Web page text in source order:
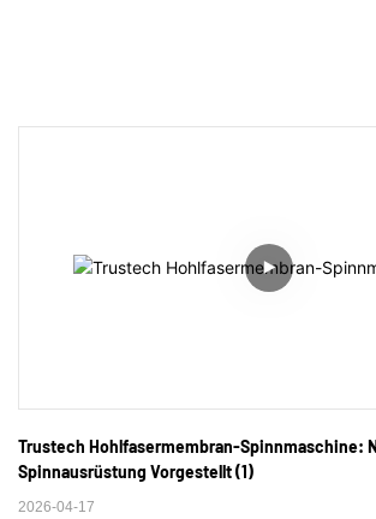
Trustech Hohlfasermembran-Spinnmaschine:
Spinnausrüstung Vorgestellt (1)
2026-04-17